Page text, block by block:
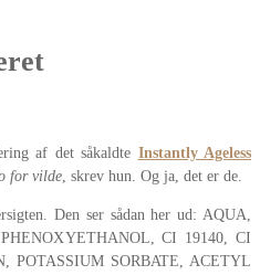
af det såkaldte Instantly Ageless
for vilde, skrev hun. Og ja, det er de.
Den ser sådan her ud: AQUA,
CI 19140, CI
POTASSIUM SORBATE, ACETYL